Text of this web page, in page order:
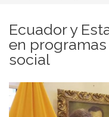
Ecuador y
en
social